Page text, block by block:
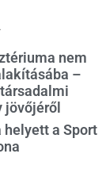
nem
–
jövőjéről
helyett a Sport